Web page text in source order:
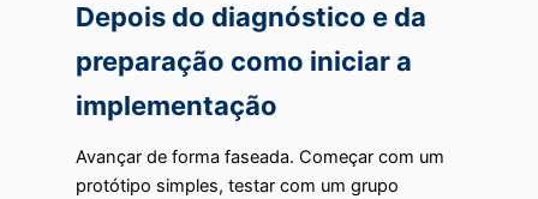
Depois do diagnóstico e da
preparação como iniciar a
implementação
Avançar de forma faseada. Começar com um
protótipo simples, testar com um grupo